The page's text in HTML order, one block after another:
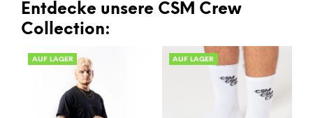
Entdecke unsere CSM Crew
Collection:
AUF LAGER AUF LAGER